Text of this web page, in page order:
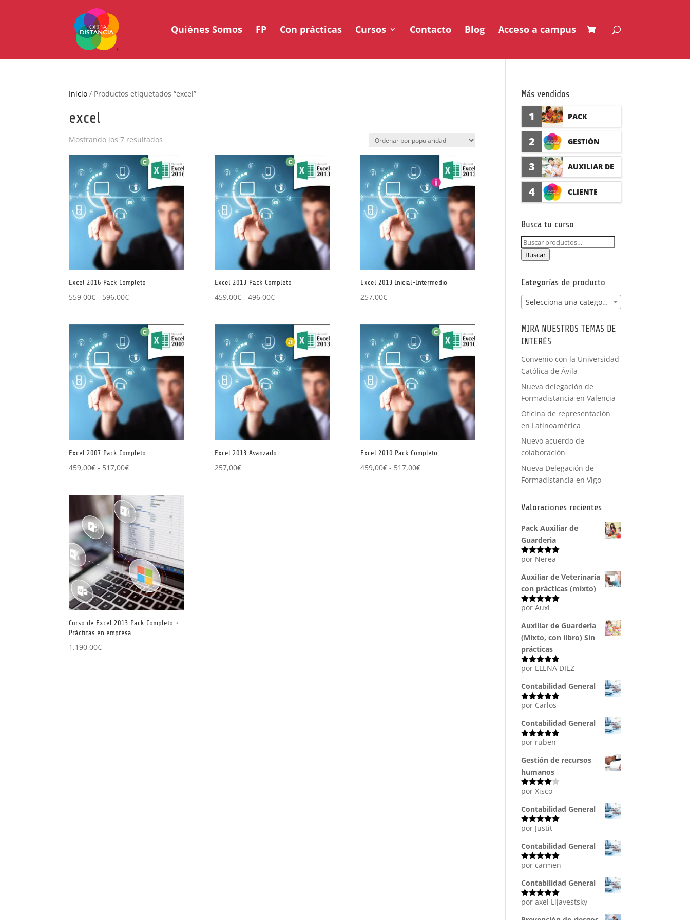
Quiénes Somos FP Con prácticas Cursos Contacto Blog Acceso a campus
Inicio / Productos etiquetados “excel”
excel
Mostrando los 7 resultados
popularidad
Excel 2016 Pack Completo
559,00€ - 596,00€Rango
desde
559,00€
hasta
596,00€
Excel 2013 Pack Completo
459,00€ - 496,00€Rango
459,00€
hasta
496,00€
Excel 2013 Inicial-Intermedio
257,00€
Excel 2007 Pack Completo
459,00€ - 517,00€Rango
desde
459,00€
hasta
517,00€
Excel 2013 Avanzado
257,00€
Excel 2010 Pack Completo
459,00€ - 517,00€Rango
Curso de Excel 2013 Pack Completo +
Prácticas en empresa
1.190,00€
Más vendidos
1 PACK
AUXILIAR DE
GUARDERÍA
CON
2 GESTIÓN
SEGURO DE
ACCIDENTES
(PRÁCTICAS
FORMATIVAS)
3 AUXILIAR DE
FARMACIA Y
IA CON
PRÁCTICAS
4 CLIENTE
Busca tu curso
Buscar
por:
Buscar
Categorías de producto
Selecciona una categoría
MIRA NUESTROS TEMAS DE
INTERÉS
Convenio con la Universidad
Católica de Ávila
Nueva delegación de
Formadistancia en Valencia
Oficina de representación
en Latinoamérica
Nuevo acuerdo de
colaboración
Nueva Delegación de
Formadistancia en Vigo
Valoraciones recientes
Pack Auxiliar de
Guarderia
Valorado
por Nerea
Auxiliar de Veterinaria
con prácticas (mixto)
Valorado
por Auxi
Auxiliar de Guardería
(Mixto, con libro) Sin
prácticas
Valorado
por ELENA DIEZ
Contabilidad General
Valorado
por Carlos
Contabilidad General
Valorado
por ruben
Gestión de recursos
humanos
Valorado
5
por Xisco
Contabilidad General
Valorado
por Justit
Contabilidad General
Valorado
por carmen
Contabilidad General
Valorado
por axel Lijavestsky